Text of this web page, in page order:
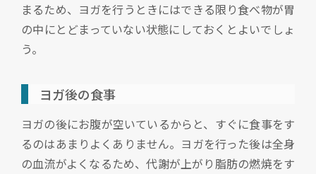
まるため、ヨガを行うときにはできる限り食べ物が胃
の中にとどまっていない状態にしておくとよいでしょ
う。
ヨガ後の食事
ヨガの後にお腹が空いているからと、すぐに食事をす
るのはあまりよくありません。ヨガを行った後は全身
の血流がよくなるため、代謝が上がり脂肪の燃焼をす